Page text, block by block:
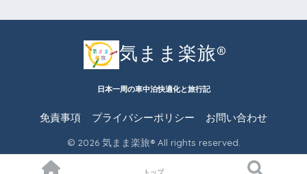
気まま楽旅®︎
日本一周の車中泊快適化と旅行記
免責事項 プライバシーポリシー お問い合わせ
© 2026 気まま楽旅®︎ All rights reserved.
トップ